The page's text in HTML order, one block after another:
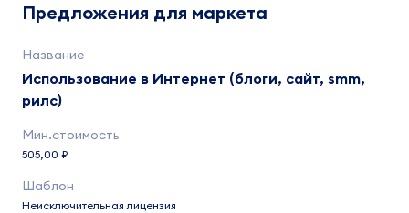
Предложения для маркета
Использование в Интернет (блоги, сайт, smm,
рилс)
505,00 ₽
Неисключительная лицензия